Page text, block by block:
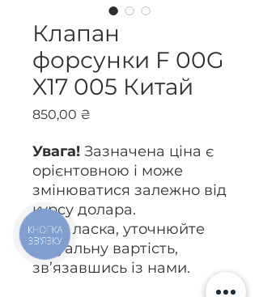
Клапан
форсунки F 00G
X17 005 Китай
850,00 ₴
Увага! Зазначена ціна є
орієнтовною і може
змінюватися залежно від
курсу долара.
Будь ласка, уточнюйте
актуальну вартість,
зв’язавшись із нами.
КНОПКА
ЗВ'ЯЗКУ